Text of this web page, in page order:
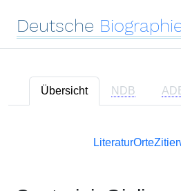
Deutsche
Übersicht NDB
LiteraturOrte